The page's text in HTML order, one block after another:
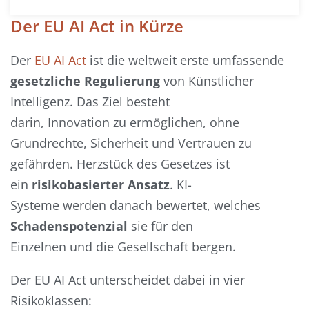
Der EU AI Act in Kürze
Der EU AI Act ist die weltweit erste umfassende
gesetzliche Regulierung von Künstlicher
Intelligenz. Das Ziel besteht
darin, Innovation zu ermöglichen, ohne
Grundrechte, Sicherheit und Vertrauen zu
gefährden. Herzstück des Gesetzes ist
ein risikobasierter Ansatz. KI-
Systeme werden danach bewertet, welches
Schadenspotenzial sie für den
Einzelnen und die Gesellschaft bergen.
Der EU AI Act unterscheidet dabei in vier
Risikoklassen: